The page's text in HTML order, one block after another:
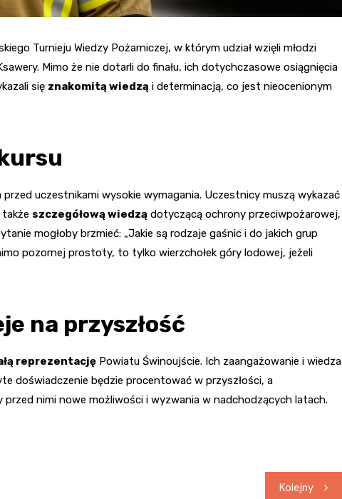
Turnieju Wiedzy Pożarniczej, w którym udział wzięli młodzi
Mimo że nie dotarli do finału, ich dotychczasowe osiągnięcia
się znakomitą wiedzą i determinacją, co jest nieocenionym
uczestnikami wysokie wymagania. Uczestnicy muszą wykazać
szczegółową wiedzą dotyczącą ochrony przeciwpożarowej,
mogłoby brzmieć: „Jakie są rodzaje gaśnic i do jakich grup
pozornej prostoty, to tylko wierzchołek góry lodowej, jeżeli
na przyszłość
reprezentację Powiatu Świnoujście. Ich zaangażowanie i wiedza
doświadczenie będzie procentować w przyszłości, a
nimi nowe możliwości i wyzwania w nadchodzących latach.
Kolejny